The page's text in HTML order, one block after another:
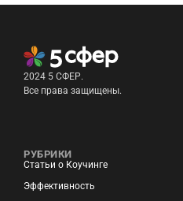
2024 5 СФЕР.
Все права защищены.
РУБРИКИ
Статьи о Коучинге
Эффективность